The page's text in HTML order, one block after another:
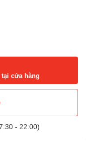
cửa hàng
- 22:00)